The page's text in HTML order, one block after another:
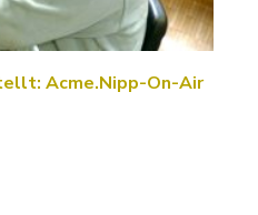
Acme.Nipp-On-Air